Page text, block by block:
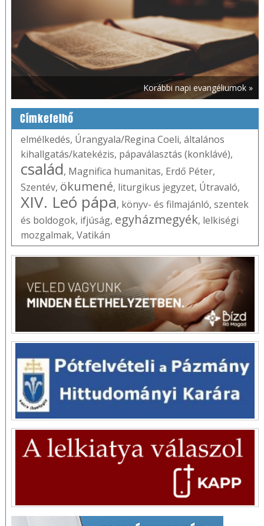
Korábbi napi evangéliumok »
Címkefelhő
elmélkedés, Úrangyala/Regina Coeli, általános
kihallgatás/katekézis, pápaválasztás (konklávé),
család, Magnifica humanitas, Erdő Péter,
Szentév, ökumené, liturgikus jegyzet, Útravaló,
XIV. Leó pápa, könyv- és filmajánló, szentek
és boldogok, ifjúság, egyházmegyék, lelkiségi
mozgalmak, Vatikán